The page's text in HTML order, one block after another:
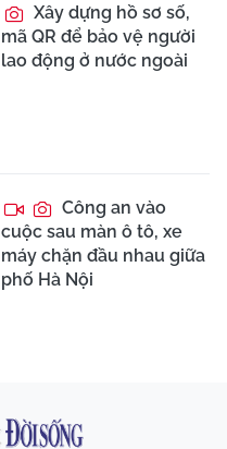
Xây dựng hồ sơ số,
mã QR để bảo vệ người
lao động ở nước ngoài
Công an vào
cuộc sau màn ô tô, xe
máy chặn đầu nhau giữa
phố Hà Nội